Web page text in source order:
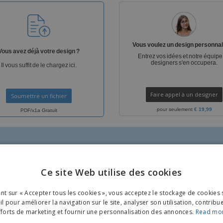
transport
avez déjà votre design ?
Il vous suffit de le chargez ici.
Soumettre un fichier
PDF/x1a Gratuit
Vous voulez un design
Entrez vos idées et notre
designers s'en occupera.
Faire appel à un designer
pour seulement € 19,99
GRATUIT
Ce site Web utilise des cookies
sur « Accepter tous les cookies », vous acceptez le stockage de cookies
pour améliorer la navigation sur le site, analyser son utilisation,
de marketing et fournir une personnalisation des annonces. Read